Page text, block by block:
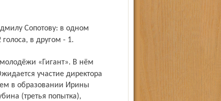
в другом - 1.
участие директора
в образовании Ирины
(третья попытка),